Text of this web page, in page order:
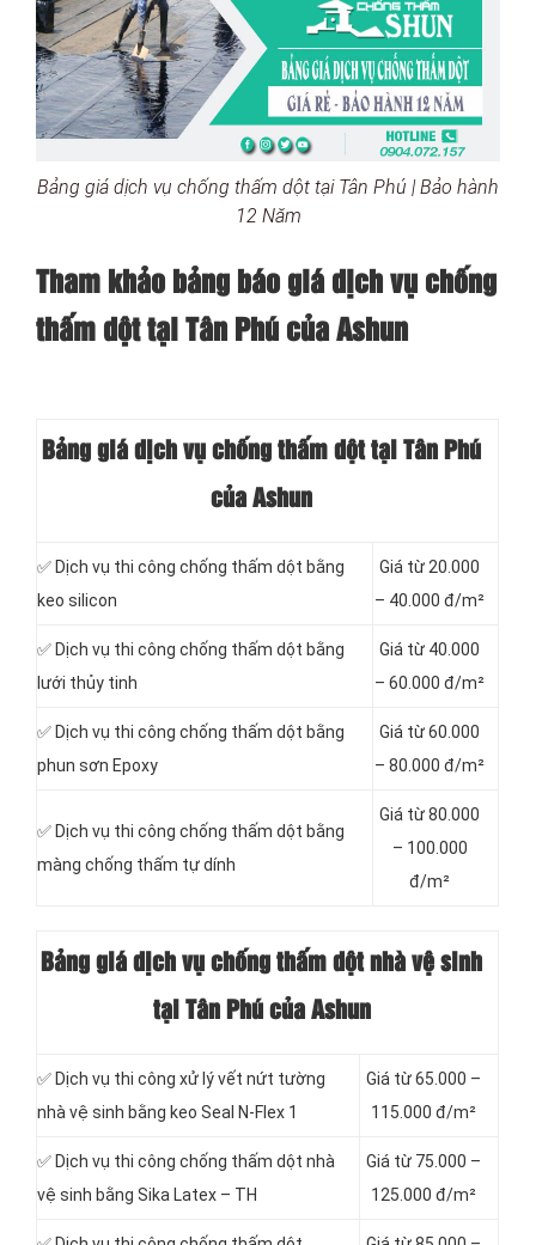
Bảng giá dịch vụ chống thấm dột tại Tân Phú | Bảo hành
12 Năm
Tham khảo bảng báo giá dịch vụ chống
thấm dột tại Tân Phú của Ashun
Bảng giá dịch vụ chống thấm dột tại Tân Phú
của Ashun
✅ Dịch vụ thi công chống thấm dột bằng
keo silicon
Giá từ 20.000
– 40.000 đ/m²
✅ Dịch vụ thi công chống thấm dột bằng
lưới thủy tinh
Giá từ 40.000
– 60.000 đ/m²
✅ Dịch vụ thi công chống thấm dột bằng
phun sơn Epoxy
Giá từ 60.000
– 80.000 đ/m²
✅ Dịch vụ thi công chống thấm dột bằng
màng chống thấm tự dính
Giá từ 80.000
– 100.000
đ/m²
Bảng giá dịch vụ chống thấm dột nhà vệ sinh
tại Tân Phú của Ashun
✅ Dịch vụ thi công xử lý vết nứt tường
nhà vệ sinh bằng keo Seal N-Flex 1
Giá từ 65.000 –
115.000 đ/m²
✅ Dịch vụ thi công chống thấm dột nhà
vệ sinh bằng Sika Latex – TH
Giá từ 75.000 –
125.000 đ/m²